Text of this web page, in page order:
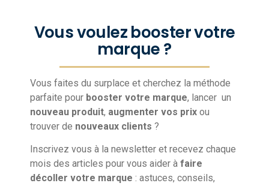
Vous voulez booster votre
marque ?
Vous faites du surplace et cherchez la méthode
parfaite pour booster votre marque, lancer un
nouveau produit, augmenter vos prix ou
trouver de nouveaux clients ?
Inscrivez vous à la newsletter et recevez chaque
mois des articles pour vous aider à faire
décoller votre marque : astuces, conseils,